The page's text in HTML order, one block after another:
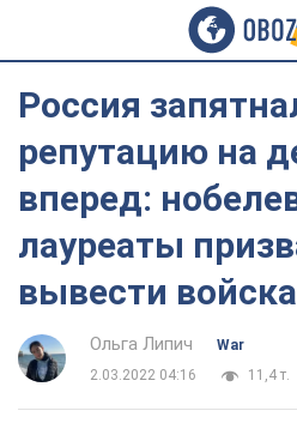
Россия
репутацию на
вперед:
лауреаты
вывести
Ольга Липич
War
2.03.2022 04:16
11,4 т.